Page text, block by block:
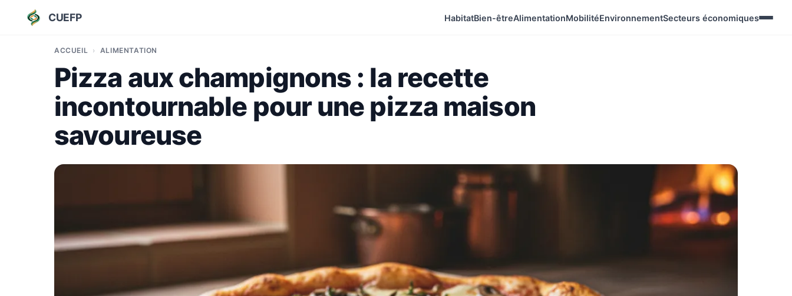
CUEFP HabitatBien-êtreAlimentationMobilitéEnvironnementSecteurs économiques
ACCUEIL ALIMENTATION
Pizza aux champignons : la recette
incontournable pour une pizza maison
savoureuse